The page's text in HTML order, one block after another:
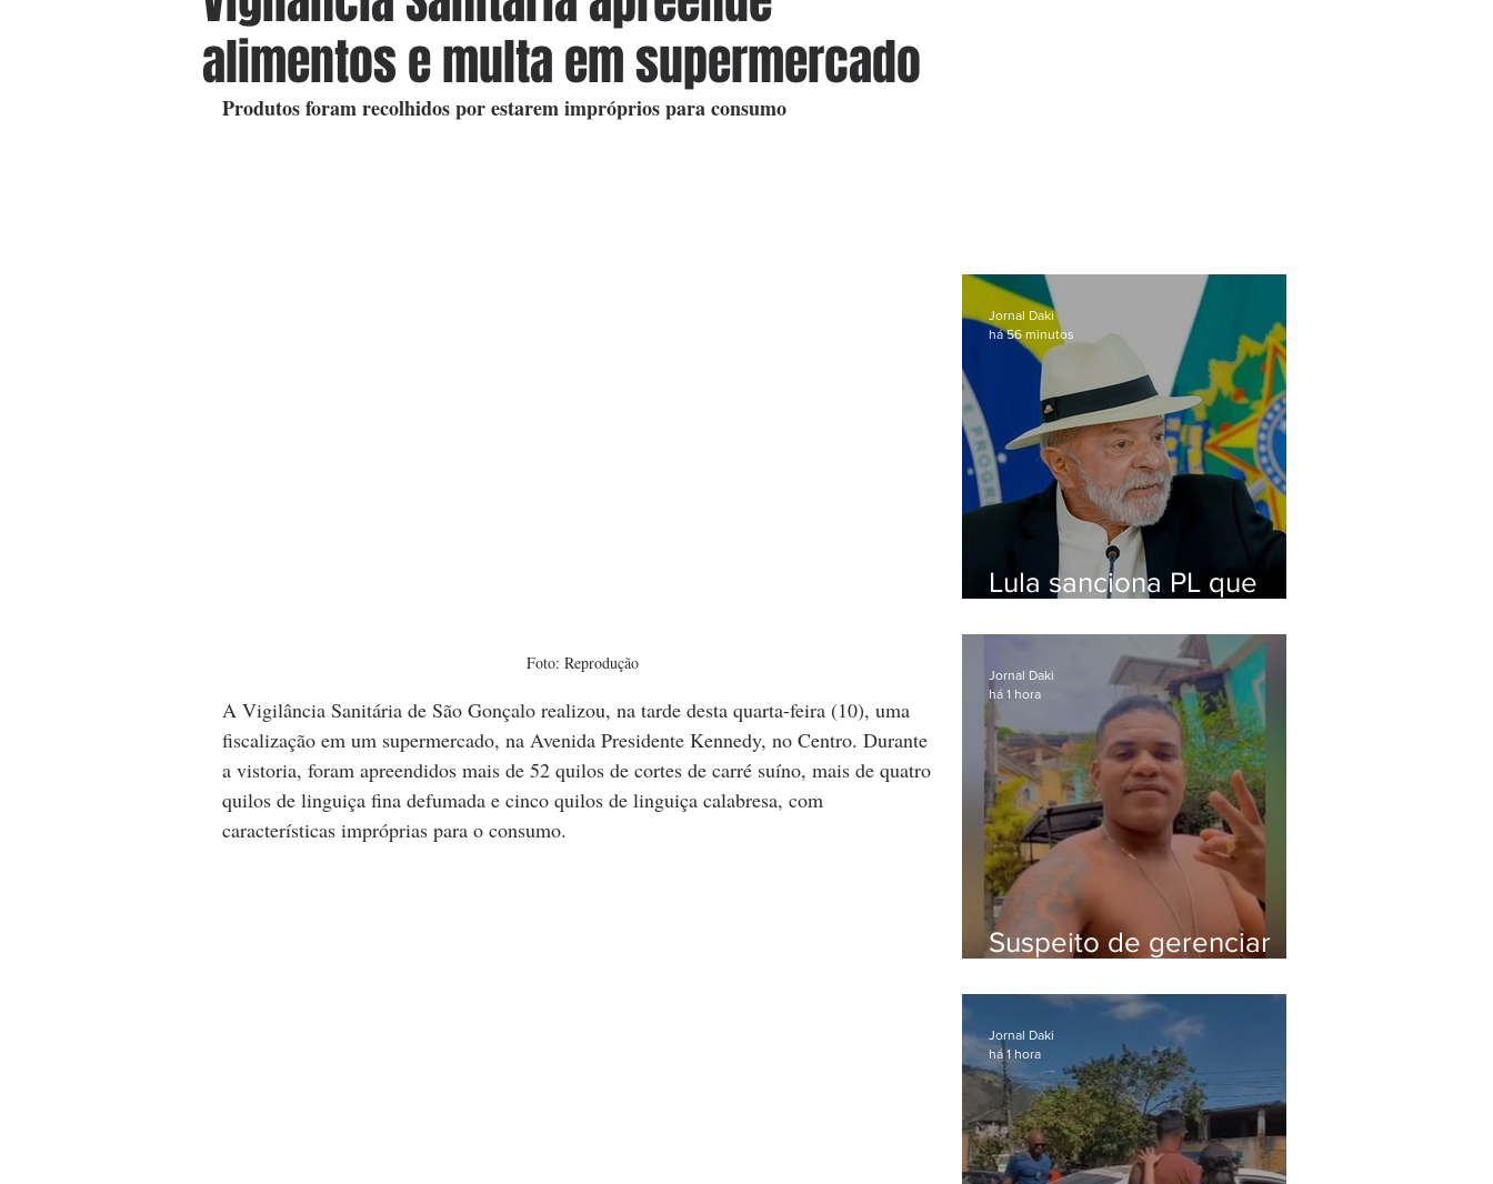
alimentos e multa em supermercado
Produtos foram recolhidos por estarem impróprios para consumo
Foto: Reprodução
A Vigilância Sanitária de São Gonçalo realizou, na tarde desta quarta-feira (10), uma
fiscalização em um supermercado, na Avenida Presidente Kennedy, no Centro. Durante
a vistoria, foram apreendidos mais de 52 quilos de cortes de carré suíno, mais de quatro
quilos de linguiça fina defumada e cinco quilos de linguiça calabresa, com
características impróprias para o consumo.
Lula sanciona PL que
digitais contra crianças
Jornal Daki
há 56 minutos
Suspeito de gerenciar
após meses foragido
Jornal Daki
há 1 hora
Jornal Daki
há 1 hora